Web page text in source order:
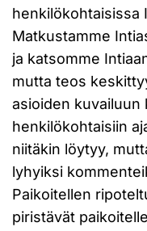
henkilökohtaisissa
Matkustamme
ja katsomme
mutta teos
asioiden kuvailuun
henkilökohtaisiin
niitäkin löytyy,
lyhyiksi
Paikoitellen
piristävät